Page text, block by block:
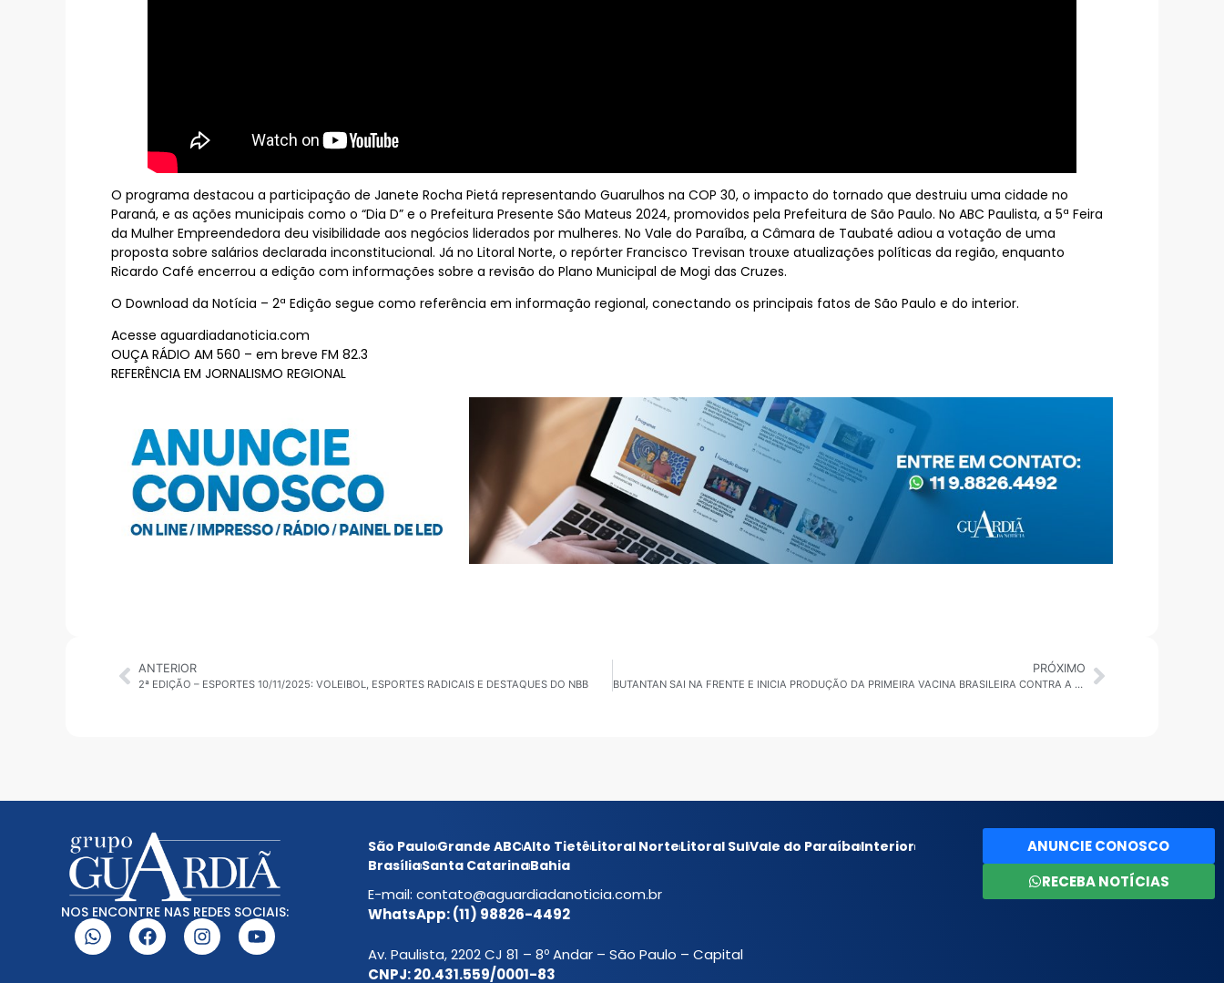
O programa destacou a participação de Janete Rocha Pietá representando Guarulhos na COP 30, o impacto do tornado que destruiu uma cidade no
Paraná, e as ações municipais como o “Dia D” e o Prefeitura Presente São Mateus 2024, promovidos pela Prefeitura de São Paulo. No ABC Paulista, a 5ª Feira
da Mulher Empreendedora deu visibilidade aos negócios liderados por mulheres. No Vale do Paraíba, a Câmara de Taubaté adiou a votação de uma
proposta sobre salários declarada inconstitucional. Já no Litoral Norte, o repórter Francisco Trevisan trouxe atualizações políticas da região, enquanto
Ricardo Café encerrou a edição com informações sobre a revisão do Plano Municipal de Mogi das Cruzes.
O Download da Notícia – 2ª Edição segue como referência em informação regional, conectando os principais fatos de São Paulo e do interior.
Acesse aguardiadanoticia.com
OUÇA RÁDIO AM 560 – em breve FM 82.3
REFERÊNCIA EM JORNALISMO REGIONAL
ANTERIOR
2ª EDIÇÃO – ESPORTES 10/11/2025: VOLEIBOL, ESPORTES RADICAIS E DESTAQUES DO NBB
PRÓXIMO
BUTANTAN SAI NA FRENTE E INICIA PRODUÇÃO DA PRIMEIRA VACINA BRASILEIRA CONTRA A DENGUE
NOS ENCONTRE NAS REDES SOCIAIS:
São PauloGrande ABCAlto TietêLitoral NorteLitoral SulVale do ParaíbaInterior
BrasíliaSanta CatarinaBahia
E-mail: contato@aguardiadanoticia.com.br
WhatsApp: (11) 98826-4492
Av. Paulista, 2202 CJ 81 – 8º Andar – São Paulo – Capital
CNPJ: 20.431.559/0001-83
ANUNCIE CONOSCO
RECEBA NOTÍCIAS